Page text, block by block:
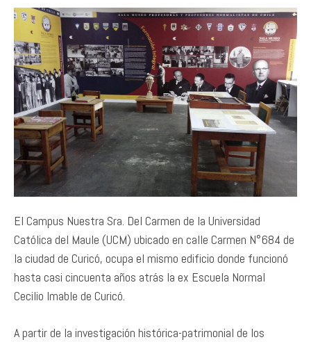
El Campus Nuestra Sra. Del Carmen de la Universidad
Católica del Maule (UCM) ubicado en calle Carmen N°684 de
la ciudad de Curicó, ocupa el mismo edificio donde funcionó
hasta casi cincuenta años atrás la ex Escuela Normal
Cecilio Imable de Curicó.
A partir de la investigación histórica-patrimonial de los